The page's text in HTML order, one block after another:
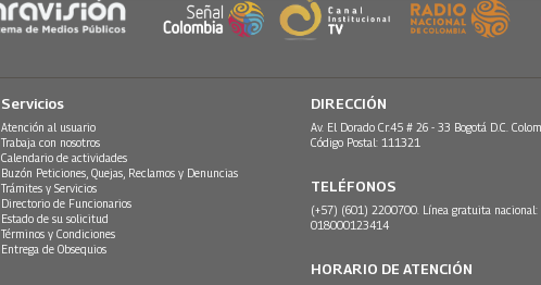
Servicios
Atención al usuario
Trabaja con nosotros
Calendario de actividades
Buzón Peticiones, Quejas, Reclamos y Denuncias
Trámites y Servicios
Directorio de Funcionarios
Estado de su solicitud
Términos y Condiciones
Entrega de Obsequios
DIRECCIÓN
Av. El Dorado Cr.45 # 26 - 33 Bogotá D.C.
Código Postal: 111321
TELÉFONOS
(+57) (601) 2200700. Línea gratuita nacional:
018000123414
HORARIO DE ATENCIÓN